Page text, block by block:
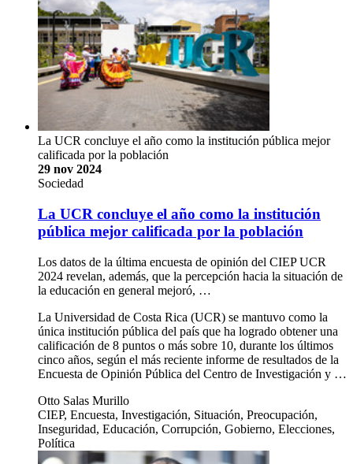
La UCR concluye el año como la institución pública mejor
calificada por la población
29 nov 2024
Sociedad
La UCR concluye el año como la institución
pública mejor calificada por la población
Los datos de la última encuesta de opinión del CIEP UCR
2024 revelan, además, que la percepción hacia la situación de
la educación en general mejoró, …
La Universidad de Costa Rica (UCR) se mantuvo como la
única institución pública del país que ha logrado obtener una
calificación de 8 puntos o más sobre 10, durante los últimos
cinco años, según el más reciente informe de resultados de la
Encuesta de Opinión Pública del Centro de Investigación y …
Otto Salas Murillo
CIEP, Encuesta, Investigación, Situación, Preocupación,
Inseguridad, Educación, Corrupción, Gobierno, Elecciones,
Política